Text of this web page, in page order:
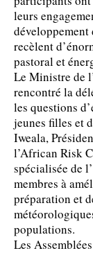
leurs
recèlent
pastoral et
Le Ministre de
rencontré la
les questions
jeunes filles et
Iweala,
l’African Risk
spécialisée de
membres à
préparation et
populations.
Les